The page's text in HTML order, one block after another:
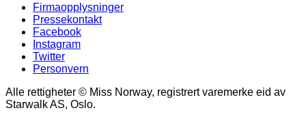
Firmaopplysninger
Pressekontakt
Facebook
Instagram
Twitter
Personvern
Alle rettigheter © Miss Norway, registrert varemerke eid av
Starwalk AS, Oslo.